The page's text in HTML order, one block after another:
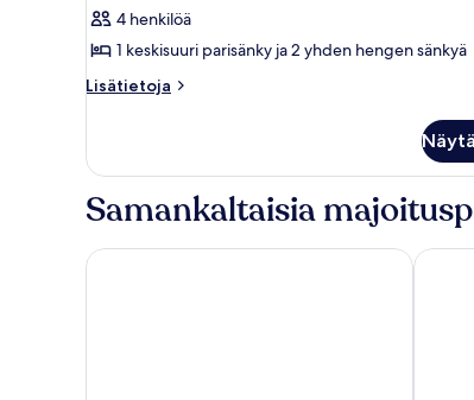
huonetyypin
Hunter
Room
4 henkilöä
1 keskisuuri parisänky ja 2 yhden hengen sänkyä
Lisätietoja
Lisätietoja
Samankaltaisia
Estate Tuscany